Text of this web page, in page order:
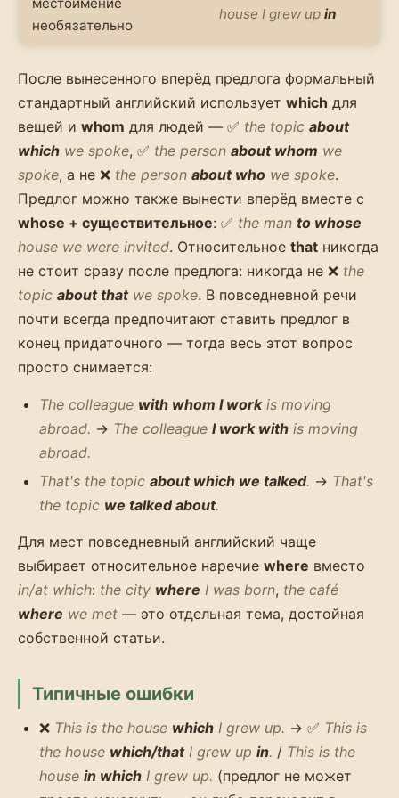
местоимение
необязательно
house I grew up in
После вынесенного вперёд предлога формальный
стандартный английский использует which для
вещей и whom для людей — ✅ the topic about
which we spoke, ✅ the person about whom we
spoke, а не ❌ the person about who we spoke.
Предлог можно также вынести вперёд вместе с
whose + существительное: ✅ the man to whose
house we were invited. Относительное that никогда
не стоит сразу после предлога: никогда не ❌ the
topic about thatwe spoke. В повседневной речи
почти всегда предпочитают ставить предлог в
конец придаточного — тогда весь этот вопрос
просто снимается:
The colleague with whom I workis moving
abroad. → The colleague I work with is moving
abroad.
That's the topic about which we talked. → That's
the topic we talked about.
Для мест повседневный английский чаще
выбирает относительное наречие where вместо
in/at which: the city where I was born, the café
where we met — это отдельная тема, достойная
собственной статьи.
Типичные ошибки
❌ This is the house which I grew up. → ✅ This is
the house which/thatI grew up in. / This is the
house in which I grew up. (предлог не может